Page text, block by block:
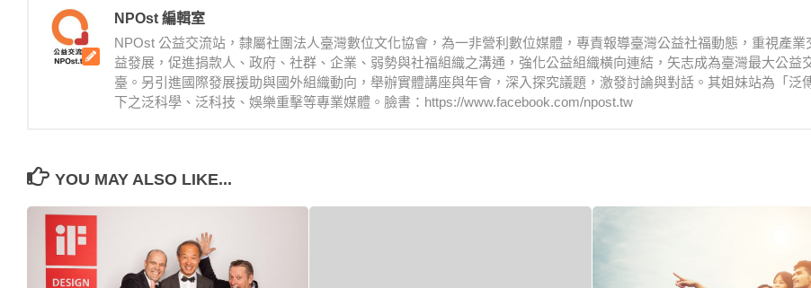
NPOst 編輯室
NPOst 公益交流站，隸屬社團法人臺灣數位文化協會，為一非營利數位媒體，專責報導臺灣公益社福動態，重視產業
益發展，促進捐款人、政府、社群、企業、弱勢與社福組織之溝通，強化公益組織橫向連結，矢志成為臺灣最大公益
臺。另引進國際發展援助與國外組織動向，舉辦實體講座與年會，深入探究議題，激發討論與對話。其姐妹站為「泛
下之泛科學、泛科技、娛樂重擊等專業媒體。臉書：https://www.facebook.com/npost.tw
YOU MAY ALSO LIKE...